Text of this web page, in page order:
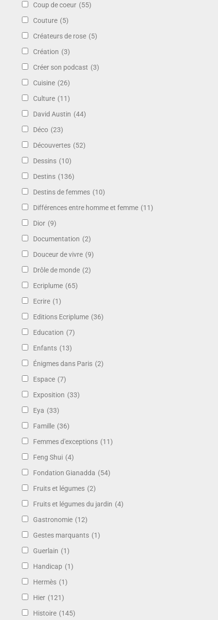
Coup de coeur (55)
Couture (5)
Créateurs de rose (5)
Création (3)
Créer son podcast (3)
Cuisine (26)
Culture (11)
David Austin (44)
Déco (23)
Découvertes (52)
Dessins (10)
Destins (136)
Destins de femmes (10)
Différences entre homme et femme (11)
Dior (9)
Documentation (2)
Douceur de vivre (9)
Drôle de monde (2)
Ecriplume (65)
Ecrire (1)
Editions Ecriplume (36)
Education (7)
Enfants (13)
Énigmes dans Paris (2)
Espace (7)
Exposition (33)
Eya (33)
Famille (36)
Femmes d'exceptions (11)
Feng Shui (4)
Fondation Gianadda (54)
Fruits et légumes (2)
Fruits et légumes du jardin (4)
Gastronomie (12)
Gestes marquants (1)
Guerlain (1)
Handicap (1)
Hermès (1)
Hier (121)
Histoire (145)